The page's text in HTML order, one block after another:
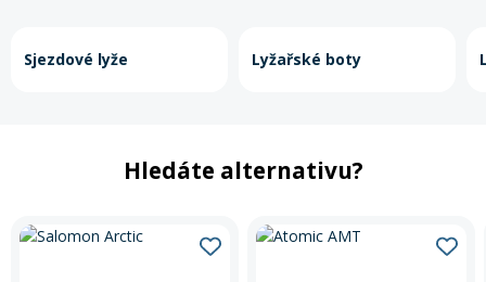
Sjezdové lyže Lyžařské boty
Hledáte alternativu?